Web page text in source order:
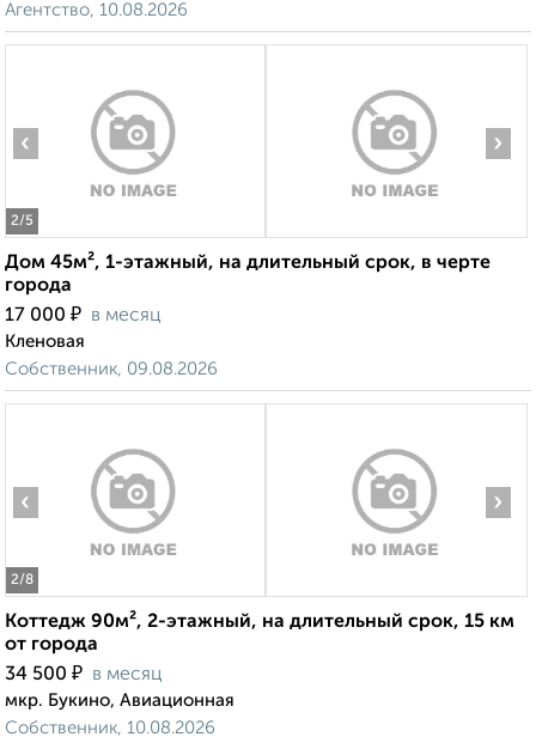
Агентство, 10.08.2026
2/5
‹ ›
Дом 45м², 1-этажный, на длительный срок, в черте
города
17 000 ₽ в месяц
Кленовая
Собственник, 09.08.2026
2/8
‹ ›
Коттедж 90м², 2-этажный, на длительный срок, 15 км
от города
34 500 ₽ в месяц
мкр. Букино, Авиационная
Собственник, 10.08.2026